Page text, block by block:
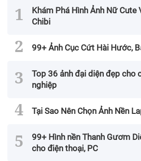
Khám Phá Hình Ảnh Nữ Cute
Chibi
99+ Ảnh Cục Cứt Hài Hước,
Top 36 ảnh đại diện đẹp cho
nghiệp
Tại Sao Nên Chọn Ảnh Nền
99+ Hình nền Thanh Gươm
cho điện thoại, PC